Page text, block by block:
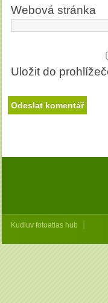
Webová stránka
Uložit do
Kudluv fotoatlas hub